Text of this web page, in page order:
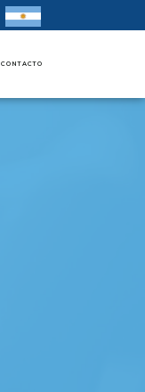
CONTACTO